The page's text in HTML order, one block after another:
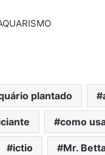
plantado
como
ictio Mr.